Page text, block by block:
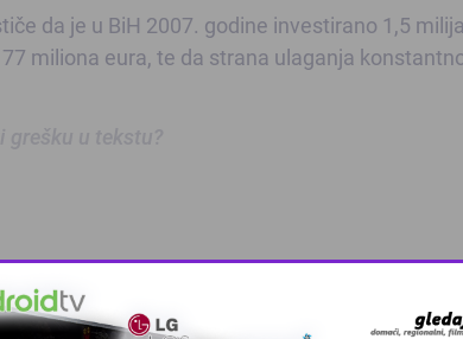
da je u BiH 2007. godine investirano 1,5
miliona eura, te da strana ulaganja